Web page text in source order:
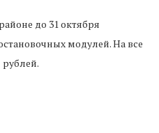
до 31 октября
модулей. На все